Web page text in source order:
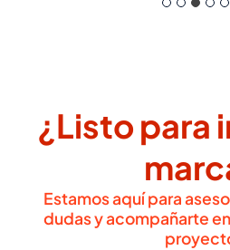
¿Listo para
Estamos aquí para
dudas y acompañarte